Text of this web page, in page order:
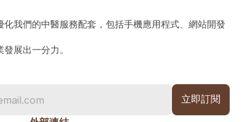
我們的中醫服務配套，包括手機應用程式、網站開發
展出一分力。